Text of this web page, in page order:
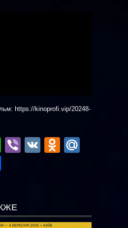
https://kinoprofi.vip/20248-
WhatsApp
Viber
VK